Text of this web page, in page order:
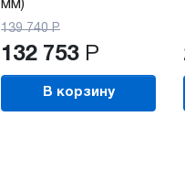
мм)
139 740 Р
132 753 Р
В корзину